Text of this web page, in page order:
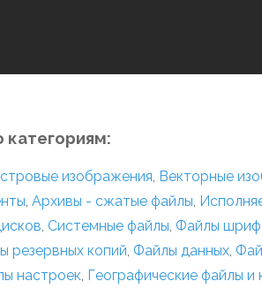
категориям:
изображения, Векторные
, Архивы - сжатые файлы,
, Системные файлы, Файлы
резервных копий, Файлы данных,
настроек, Географические файлы и